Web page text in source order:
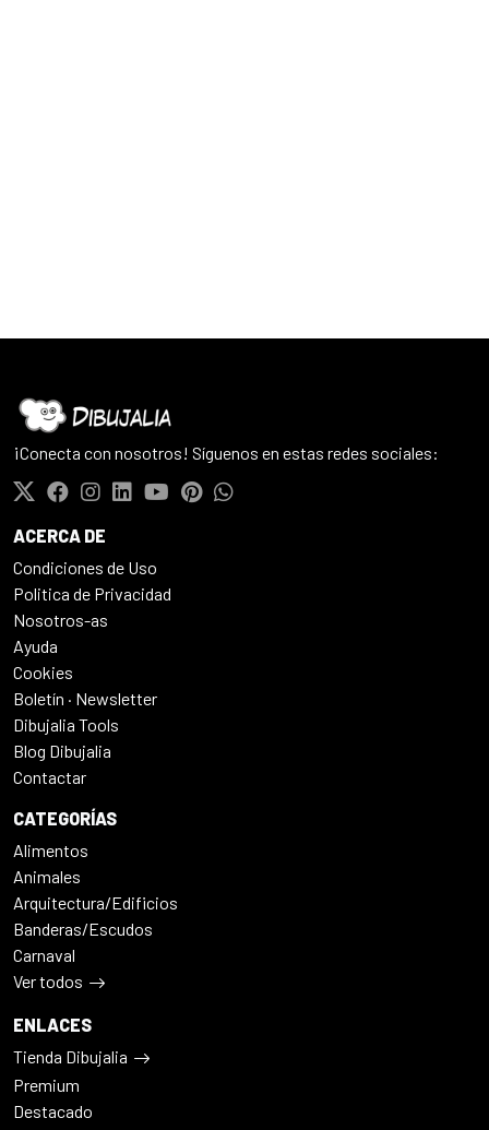
¡Conecta con nosotros! Síguenos en estas redes sociales:
ACERCA DE
Condiciones de Uso
Politica de Privacidad
Nosotros-as
Ayuda
Cookies
Boletín · Newsletter
Dibujalia Tools
Blog Dibujalia
Contactar
CATEGORÍAS
Alimentos
Animales
Arquitectura/Edificios
Banderas/Escudos
Carnaval
Ver todos
ENLACES
Tienda Dibujalia
Premium
Destacado